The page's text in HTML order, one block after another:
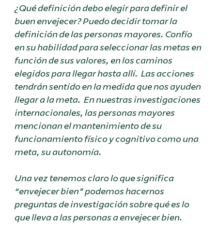
¿Qué definición debo elegir para definir el
buen envejecer? Puedo decidir tomar la
definición de las personas mayores. Confío
en su habilidad para seleccionar las metas en
función de sus valores, en los caminos
elegidos para llegar hasta allí. Las acciones
tendrán sentido en la medida que nos ayuden
llegar a la meta. En nuestras investigaciones
internacionales, las personas mayores
mencionan el mantenimiento de su
funcionamiento físico y cognitivo como una
meta, su autonomía.
Una vez tenemos claro lo que significa
“envejecer bien” podemos hacernos
preguntas de investigación sobre qué es lo
que lleva a las personas a envejecer bien.